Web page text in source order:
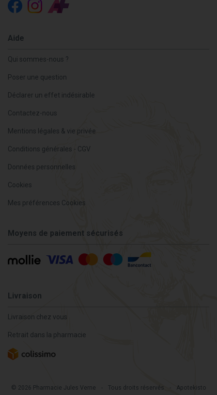
Aide
Qui sommes-nous ?
Poser une question
Déclarer un effet indésirable
Contactez-nous
Mentions légales & vie privée
Conditions générales - CGV
Données personnelles
Cookies
Mes préférences Cookies
Moyens de paiement sécurisés
Livraison
Livraison chez vous
Retrait dans la pharmacie
© 2026 Pharmacie Jules Verne - Tous droits réservés - Apotekisto